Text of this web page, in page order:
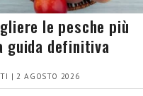
le pesche più
guida definitiva
| 2 AGOSTO 2026